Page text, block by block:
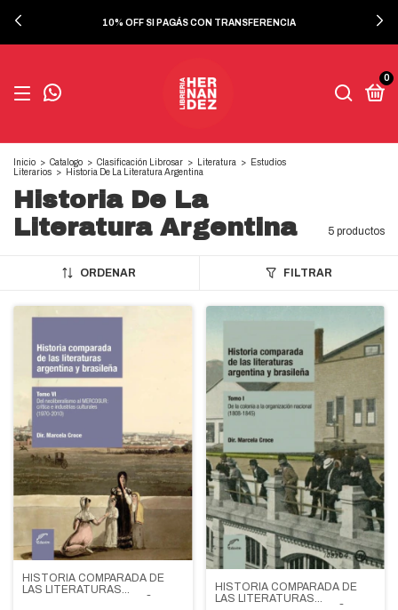
10% OFF SI PAGÁS CON TRANSFERENCIA
0
Inicio > Catalogo > Clasificación Librosar > Literatura >
Estudios
Literarios > Historia De La Literatura Argentina
Historia De La
Literatura Argentina
5 productos
ORDENAR FILTRAR
HISTORIA COMPARADA DE
LAS LITERATURAS
HISTORIA COMPARADA DE
LAS LITERATURAS